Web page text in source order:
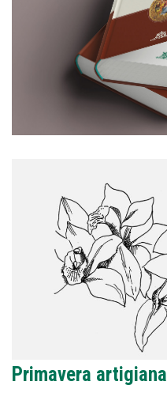
Primavera artigiana